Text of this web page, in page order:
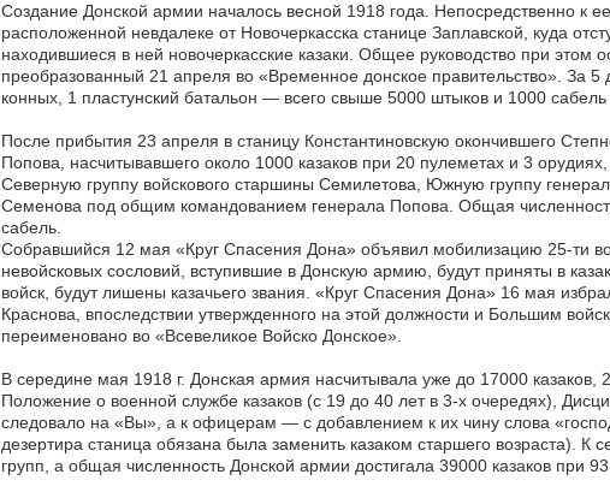
Создание Донской армии началось весной 1918 года. Непосредственно к
расположенной невдалеке от Новочеркасска станице Заплавской, куда
находившиеся в ней новочеркасские казаки. Общее руководство при этом
преобразованный 21 апреля во «Временное донское правительство». За
конных, 1 пластунский батальон — всего свыше 5000 штыков и 1000
После прибытия 23 апреля в станицу Константиновскую окончившего
Попова, насчитывавшего около 1000 казаков при 20 пулеметах и 3
Северную группу войскового старшины Семилетова, Южную группу
Семенова под общим командованием генерала Попова. Общая
сабель.
Собравшийся 12 мая «Круг Спасения Дона» объявил мобилизацию 25-ти
невойсковых сословий, вступившие в Донскую армию, будут приняты в
войск, будут лишены казачьего звания. «Круг Спасения Дона» 16 мая
Краснова, впоследствии утвержденного на этой должности и Большим
переименовано во «Всевеликое Войско Донское».
В середине мая 1918 г. Донская армия насчитывала уже до 17000
Положение о военной службе казаков (с 19 до 40 лет в 3-х очередях),
следовало на «Вы», а к офицерам — с добавлением к их чину слова
дезертира станица обязана была заменить казаком старшего возраста).
групп, а общая численность Донской армии достигала 39000 казаков при